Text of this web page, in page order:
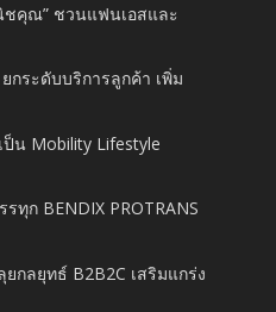
ชคุณ” ชวนแฟนเอสและ
กระดับบริการลูกค้า เพิ่ม
ป็น Mobility Lifestyle
ทุก BENDIX PROTRANS
กลยุทธ์ B2B2C เสริมแกร่ง